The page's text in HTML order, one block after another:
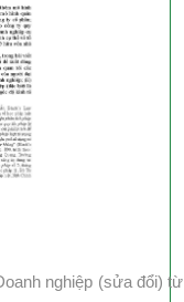
nghiệp (sửa đổi) từ